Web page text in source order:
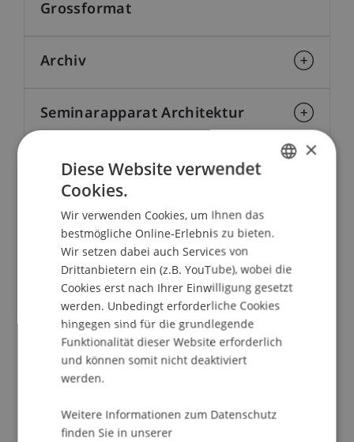
Grossformat
Archiv
Seminarapparat Architektur
Ausstellung
Online-Medien
Handbibliothek
Downloads
×
Diese Website verwendet
Cookies.
Wir verwenden Cookies, um Ihnen das
bestmögliche Online-Erlebnis zu bieten.
Wir setzen dabei auch Services von
Drittanbietern ein (z.B. YouTube), wobei die
Cookies erst nach Ihrer Einwilligung gesetzt
werden. Unbedingt erforderliche Cookies
hingegen sind für die grundlegende
Funktionalität dieser Website erforderlich
und können somit nicht deaktiviert
werden.
Weitere Informationen zum Datenschutz
finden Sie in unserer